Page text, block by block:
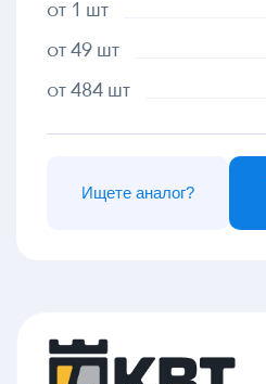
от 1 шт
от 49 шт
от 484 шт
Ищете аналог?